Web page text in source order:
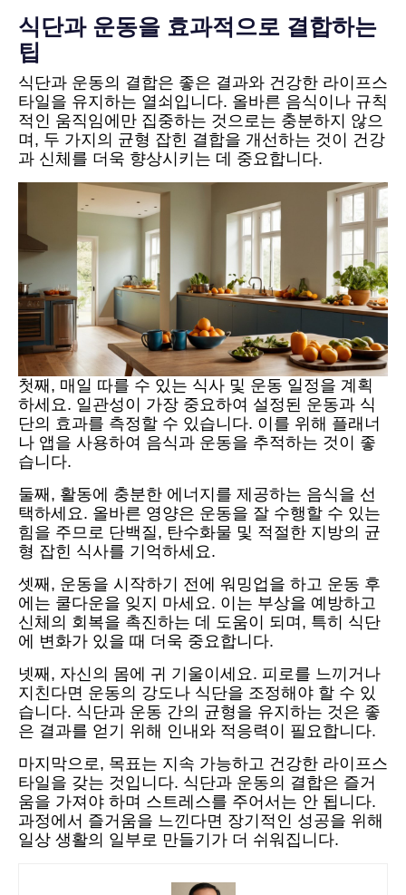
식단과 운동을 효과적으로 결합하는
팁
식단과 운동의 결합은 좋은 결과와 건강한 라이프스
타일을 유지하는 열쇠입니다. 올바른 음식이나 규칙
적인 움직임에만 집중하는 것으로는 충분하지 않으
며, 두 가지의 균형 잡힌 결합을 개선하는 것이 건강
과 신체를 더욱 향상시키는 데 중요합니다.
첫째, 매일 따를 수 있는 식사 및 운동 일정을 계획
하세요. 일관성이 가장 중요하여 설정된 운동과 식
단의 효과를 측정할 수 있습니다. 이를 위해 플래너
나 앱을 사용하여 음식과 운동을 추적하는 것이 좋
습니다.
둘째, 활동에 충분한 에너지를 제공하는 음식을 선
택하세요. 올바른 영양은 운동을 잘 수행할 수 있는
힘을 주므로 단백질, 탄수화물 및 적절한 지방의 균
형 잡힌 식사를 기억하세요.
셋째, 운동을 시작하기 전에 워밍업을 하고 운동 후
에는 쿨다운을 잊지 마세요. 이는 부상을 예방하고
신체의 회복을 촉진하는 데 도움이 되며, 특히 식단
에 변화가 있을 때 더욱 중요합니다.
넷째, 자신의 몸에 귀 기울이세요. 피로를 느끼거나
지친다면 운동의 강도나 식단을 조정해야 할 수 있
습니다. 식단과 운동 간의 균형을 유지하는 것은 좋
은 결과를 얻기 위해 인내와 적응력이 필요합니다.
마지막으로, 목표는 지속 가능하고 건강한 라이프스
타일을 갖는 것입니다. 식단과 운동의 결합은 즐거
움을 가져야 하며 스트레스를 주어서는 안 됩니다.
과정에서 즐거움을 느낀다면 장기적인 성공을 위해
일상 생활의 일부로 만들기가 더 쉬워집니다.